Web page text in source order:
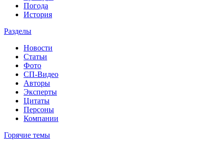
Погода
История
Разделы
Новости
Статьи
Фото
СП-Видео
Авторы
Эксперты
Цитаты
Персоны
Компании
Горячие темы